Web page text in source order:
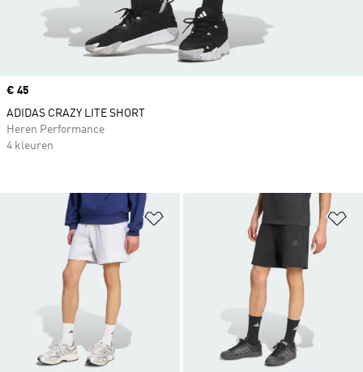
Op verlanglijst zetten
Price
€ 45
ADIDAS CRAZY LITE SHORT
Heren Performance
4 kleuren